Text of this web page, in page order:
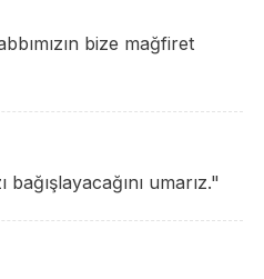
bize mağfiret
umarız."